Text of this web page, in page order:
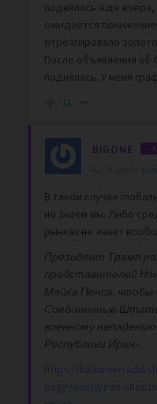
поднялась еще вчера,
ожидается
отреагировало
После объявления об
поднялась. У меня
11
BIGONE
В таком случае
не знаем мы. Либо
рынках не знает
Президент Трамп
представителей
Майка Пенса, чтобы
Соединенные
военному
Республики Иран».